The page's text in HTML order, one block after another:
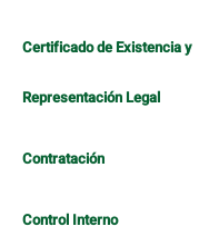
Certificado de Existencia y
Representación Legal
Contratación
Control Interno